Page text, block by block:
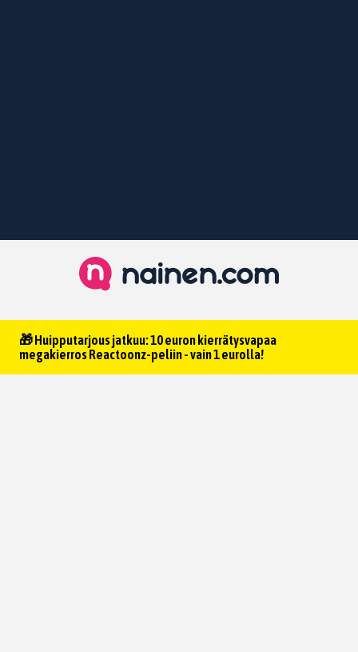
🎁 Huipputarjous jatkuu: 10 euron kierrätysvapaa
megakierros Reactoonz-peliin - vain 1 eurolla!